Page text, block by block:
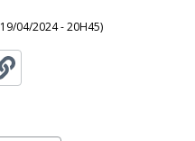
19/04/2024 - 20H45)